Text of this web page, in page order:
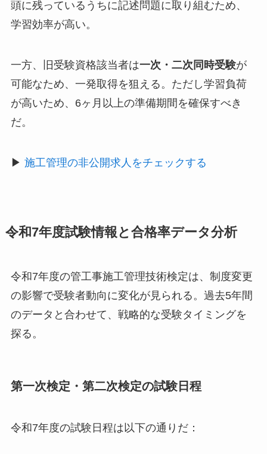
頭に残っているうちに記述問題に取り組むため、
学習効率が高い。
一方、旧受験資格該当者は一次・二次同時受験が
可能なため、一発取得を狙える。ただし学習負荷
が高いため、6ヶ月以上の準備期間を確保すべき
だ。
▶ 施工管理の非公開求人をチェックする
令和7年度試験情報と合格率データ分析
令和7年度の管工事施工管理技術検定は、制度変更
の影響で受験者動向に変化が見られる。過去5年間
のデータと合わせて、戦略的な受験タイミングを
探る。
第一次検定・第二次検定の試験日程
令和7年度の試験日程は以下の通りだ：